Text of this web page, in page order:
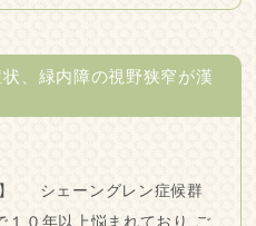
、緑内障の視野狭窄が漢
シェーングレン症候群
１０年以上悩まれており ご